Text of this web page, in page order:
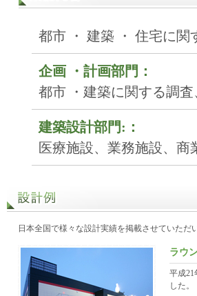
都市 ・ 建築 ・ 住宅に
企画 ・計画部門：
都市 ・建築に関する調
建築設計部門:：
医療施設、業務施設、
日本全国で様々な設計実績を掲載させていた
ラウ
平成21
した。